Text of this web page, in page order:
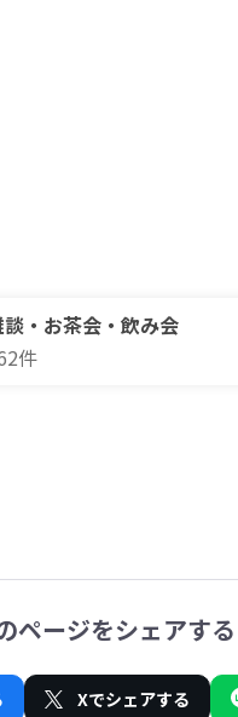
・お茶会・飲み会
件
ページをシェアする
Xでシェアする